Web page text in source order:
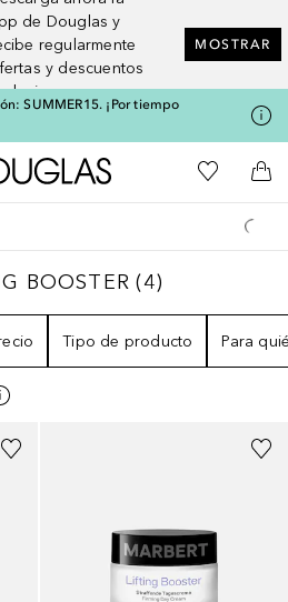
de Douglas y
regularmente
y descuentos
MOSTRAR
SUMMER15. ¡Por tiempo
A Douglas HomeMi lista de
A
BOOSTER4
BOOSTER (4)
Tipo de producto Para